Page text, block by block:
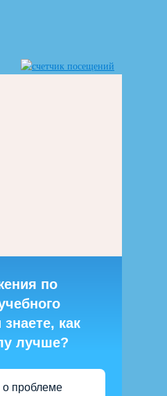
по
как
лучше?
о проблеме